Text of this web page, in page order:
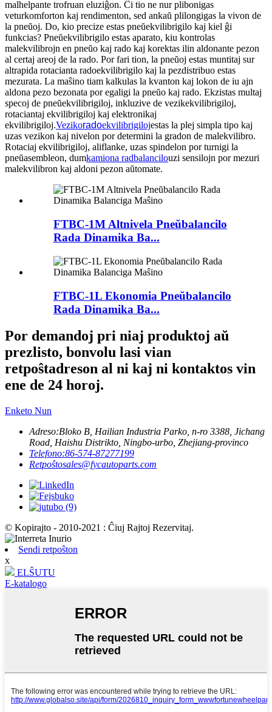
malhelpante trofruan eluziĝon. Ĉi tio ne nur plibonigas
veturkomforton kaj rendimenton, sed ankaŭ plilongigas la vivon de
la pneŭoj. Do, kio precize estas pneŭekvilibrigilo kaj kiel ĝi
funkcias? Pneŭekvilibrigilo estas aparato, kiu kontrolas
malekvilibrojn en pneŭo kaj rado kaj korektas ilin aldonante pezon
al certaj areoj de la rado. Por fari tion, la pneŭoj estas muntitaj sur
altrapida rotacianta radoekvilibrigilo kaj la pezdistribuo estas
mezurata. La maŝino tiam kalkulas la kvanton kaj lokon de iu ajn
aldona pezo bezonata por egaligi la pneŭo kaj rado. Ekzistas multaj
specoj de pneŭekvilibrigiloj, inkluzive de vezikekvilibrigiloj,
rotaciantaj ekvilibrigiloj kaj elektronikaj
ekvilibrigiloj.Vezikoradoekvilibrigilojestas la plej simpla tipo kaj
uzas vezikon kaj nivelon por determini la gradon de malekvilibro.
Rotaciaj ekvilibrigiloj, aliflanke, uzas spindelon por turnigi la
pneŭasembleon, dumkamiona radbalancilouzi sensilojn por mezuri
malekvilibron kaj aldoni pezon aŭtomate.
FTBC-1M Altnivela Pneŭbalancilo
Rada Dinamika Ba...
FTBC-1L Ekonomia Pneŭbalancilo
Rada Dinamika Ba...
Por demandoj pri niaj produktoj aŭ
prezlisto, bonvolu lasi vian
retpoŝtadreson al ni kaj ni kontaktos vin
ene de 24 horoj.
Enketo Nun
Adreso:Bloko B, Hailian Industria Parko, n-ro 3388, Jichang
Road, Haishu Distrikto, Ningbo-urbo, Zhejiang-provinco
Telefono:86-574-87277199
Retpoŝtosales@fycautoparts.com
© Kopirajto - 2010-2021 : Ĉiuj Rajtoj Rezervitaj.
Sendi retpoŝton
x
ELŜUTU
E-katalogo